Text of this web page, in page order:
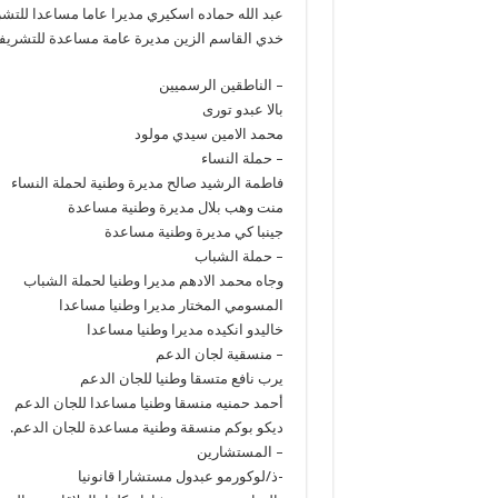
عبد الله حماده اسكيري مديرا عاما مساعدا
خدي القاسم الزين مديرة عامة مساعدة
– الناطقين الرسميين
بالا عبدو تورى
محمد الامين سيدي مولود
– حملة النساء
فاطمة الرشيد صالح مديرة وطنية لحملة النساء
منت وهب بلال مديرة وطنية مساعدة
جينبا كي مديرة وطنية مساعدة
– حملة الشباب
وجاه محمد الادهم مديرا وطنيا لحملة الشباب
المسومي المختار مديرا وطنيا مساعدا
خاليدو انكيده مديرا وطنيا مساعدا
– منسقية لجان الدعم
يرب نافع متسقا وطنيا للجان الدعم
أحمد حمنيه منسقا وطنيا مساعدا للجان الدعم
ديكو بوكم منسقة وطنية مساعدة للجان الدعم.
– المستشارين
-ذ/لوكورمو عبدول مستشارا قانونيا